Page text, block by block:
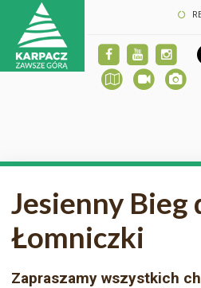
Jesienny Bieg
Łomniczki
Zapraszamy wszystkich